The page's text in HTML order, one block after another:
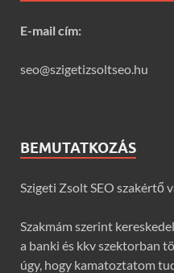
E-mail cím:
seo@szigetizsoltseo.hu
BEMUTATKOZÁS
Szigeti Zsolt SEO szakértő
Szakmám szerint
a banki és kkv szektorban
úgy, hogy kamatoztatom